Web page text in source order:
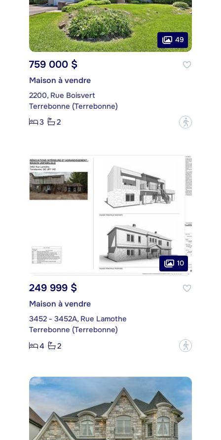
49
759 000 $
Maison à vendre
2200, Rue Boisvert
Terrebonne (Terrebonne)
3
2 ?
10
249 999 $
Maison à vendre
3452 - 3452A, Rue Lamothe
Terrebonne (Terrebonne)
4
2 ?